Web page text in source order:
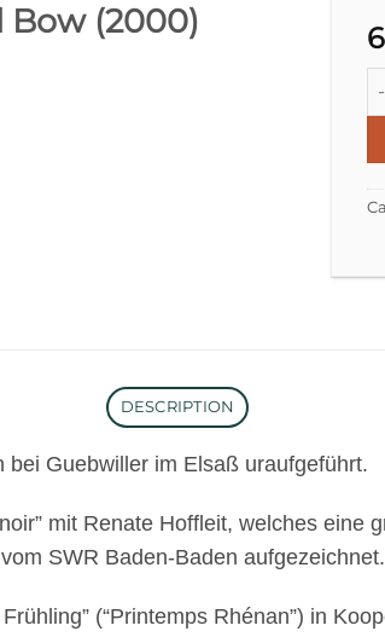
Bow (2000)
DESCRIPTION
Guebwiller im Elsaß uraufgeführt.
mit Renate Hoffleit, welches
SWR Baden-Baden aufgezeichnet.
(“Printemps Rhénan”) in